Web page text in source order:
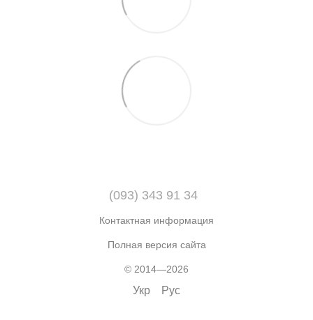
(093) 343 91 34
Контактная информация
Полная версия сайта
© 2014—2026
Укр Рус